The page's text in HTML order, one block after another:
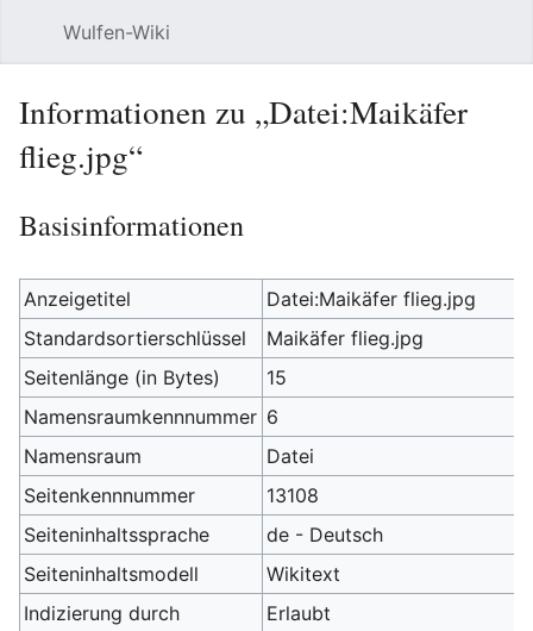
Wulfen-Wiki
Informationen zu „Datei:Maikäfer
flieg.jpg“
Basisinformationen
Anzeigetitel
Datei:Maikäfer flieg.jpg
Standardsortierschlüssel
Maikäfer flieg.jpg
Seitenlänge (in Bytes)
15
Namensraumkennnummer 6
Namensraum
Datei
Seitenkennnummer
13108
Seiteninhaltssprache
de - Deutsch
Seiteninhaltsmodell
Wikitext
Indizierung durch
Erlaubt